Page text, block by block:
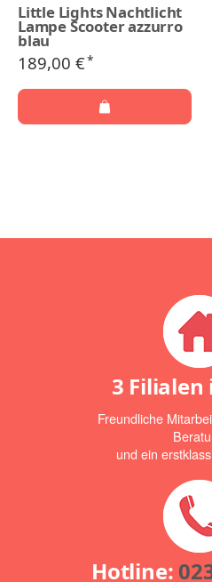
Little Lights Nachtlicht
Lampe Scooter azzurro
blau
189,00 €*
3 Filialen
Freundliche
und ein
Hotline: